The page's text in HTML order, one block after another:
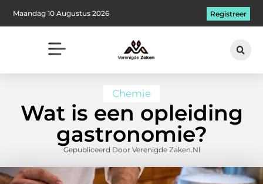
Maandag 10 Augustus 2026 Registreer
Chemie
Wat is een opleiding
gastronomie?
Gepubliceerd Door Verenigde Zaken.nl